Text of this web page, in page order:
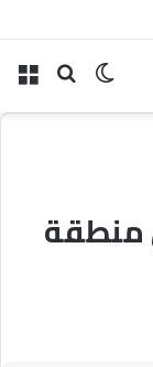
بحث الوضع
منطقة